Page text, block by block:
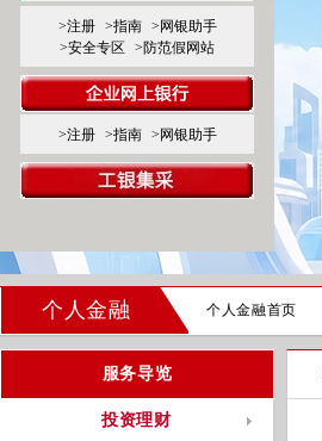
>注册 >指南
>网银助手
>安全专区
>防范假网站
>注册 >指南 >网银助手
个人金融 个人金融首页
服务导览
投资理财